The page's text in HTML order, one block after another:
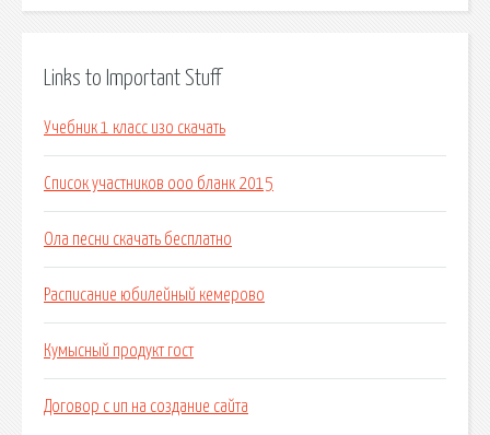
Links to Important Stuff
Учебник 1 класс изо скачать
Список участников ооо бланк 2015
Ола песни скачать бесплатно
Расписание юбилейный кемерово
Кумысный продукт гост
Договор с ип на создание сайта